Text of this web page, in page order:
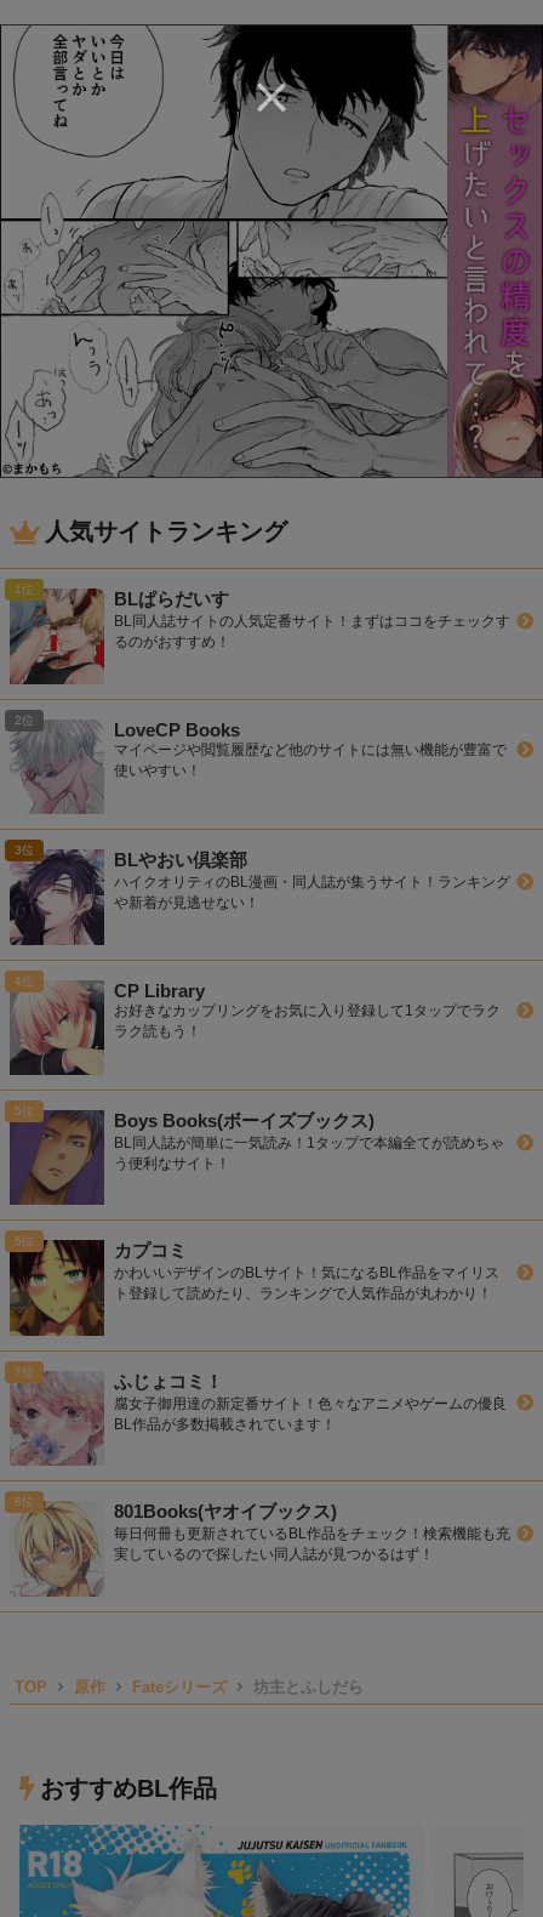
人気サイトランキング
BLぱらだいす
BL同人誌サイトの人気定番サイト！まずはココをチェックす
るのがおすすめ！
LoveCP Books
マイページや閲覧履歴など他のサイトには無い機能が豊富で
使いやすい！
BLやおい倶楽部
ハイクオリティのBL漫画・同人誌が集うサイト！ランキング
や新着が見逃せない！
CP Library
お好きなカップリングをお気に入り登録して1タップでラク
ラク読もう！
Boys Books(ボーイズブックス)
BL同人誌が簡単に一気読み！1タップで本編全てが読めちゃ
う便利なサイト！
カプコミ
かわいいデザインのBLサイト！気になるBL作品をマイリス
ト登録して読めたり、ランキングで人気作品が丸わかり！
ふじょコミ！
腐女子御用達の新定番サイト！色々なアニメやゲームの優良
BL作品が多数掲載されています！
801Books(ヤオイブックス)
毎日何冊も更新されているBL作品をチェック！検索機能も充
実しているので探したい同人誌が見つかるはず！
TOP 原作 Fateシリーズ 坊主とふしだら
おすすめBL作品